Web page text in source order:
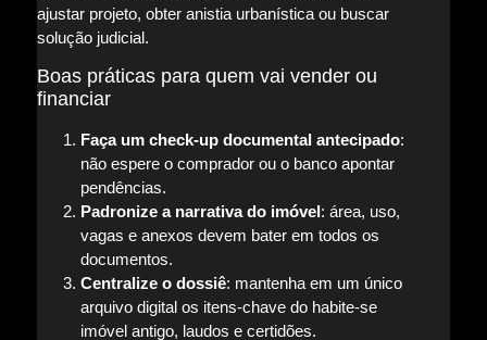
ajustar projeto, obter anistia urbanística ou buscar
solução judicial.
Boas práticas para quem vai vender ou
financiar
Faça um check-up documental antecipado:
não espere o comprador ou o banco apontar
pendências.
Padronize a narrativa do imóvel: área, uso,
vagas e anexos devem bater em todos os
documentos.
Centralize o dossiê: mantenha em um único
arquivo digital os itens-chave do habite-se
imóvel antigo, laudos e certidões.